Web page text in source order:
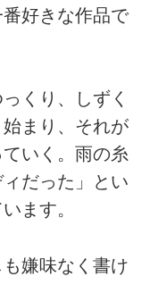
好きな作品で
くり、しずく
まり、それが
いく。雨の糸
だった」とい
ます。
嫌味なく書け